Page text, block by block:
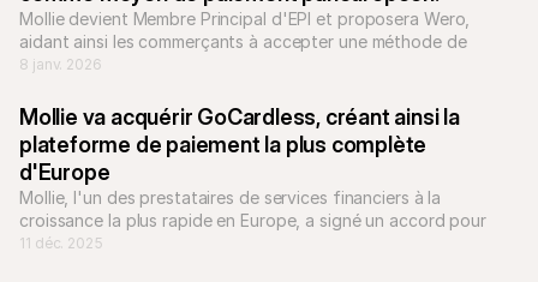
Mollie devient Membre Principal d'EPI et proposera Wero,
aidant ainsi les commerçants à accepter une méthode de
paiement unifiée et bancaire à travers l'Europe à partir de
8 janv. 2026
Mollie va acquérir GoCardless, créant ainsi la
plateforme de paiement la plus complète
d'Europe
Mollie, l'un des prestataires de services financiers à la
croissance la plus rapide en Europe, a signé un accord pour
acquérir la société de paiements bancaires GoCardless.
11 déc. 2025